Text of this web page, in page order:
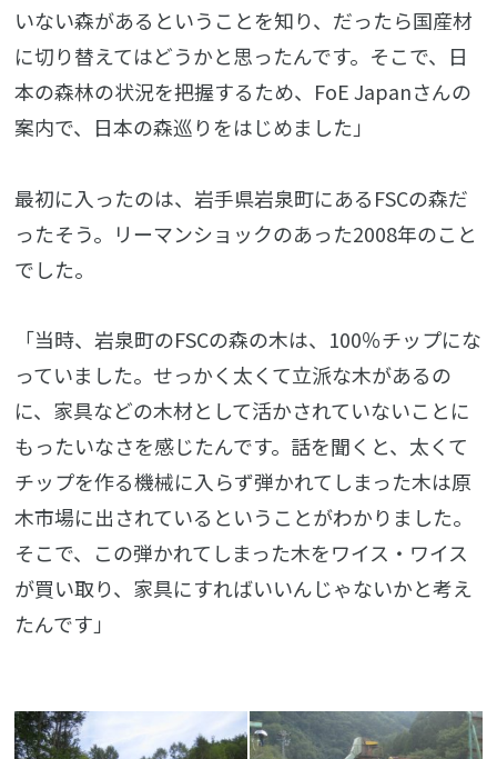
いない森があるということを知り、だったら国産材
に切り替えてはどうかと思ったんです。そこで、日
本の森林の状況を把握するため、FoE Japanさんの
案内で、日本の森巡りをはじめました」
最初に入ったのは、岩手県岩泉町にあるFSCの森だ
ったそう。リーマンショックのあった2008年のこと
でした。
「当時、岩泉町のFSCの森の木は、100％チップにな
っていました。せっかく太くて立派な木があるの
に、家具などの木材として活かされていないことに
もったいなさを感じたんです。話を聞くと、太くて
チップを作る機械に入らず弾かれてしまった木は原
木市場に出されているということがわかりました。
そこで、この弾かれてしまった木をワイス・ワイス
が買い取り、家具にすればいいんじゃないかと考え
たんです」